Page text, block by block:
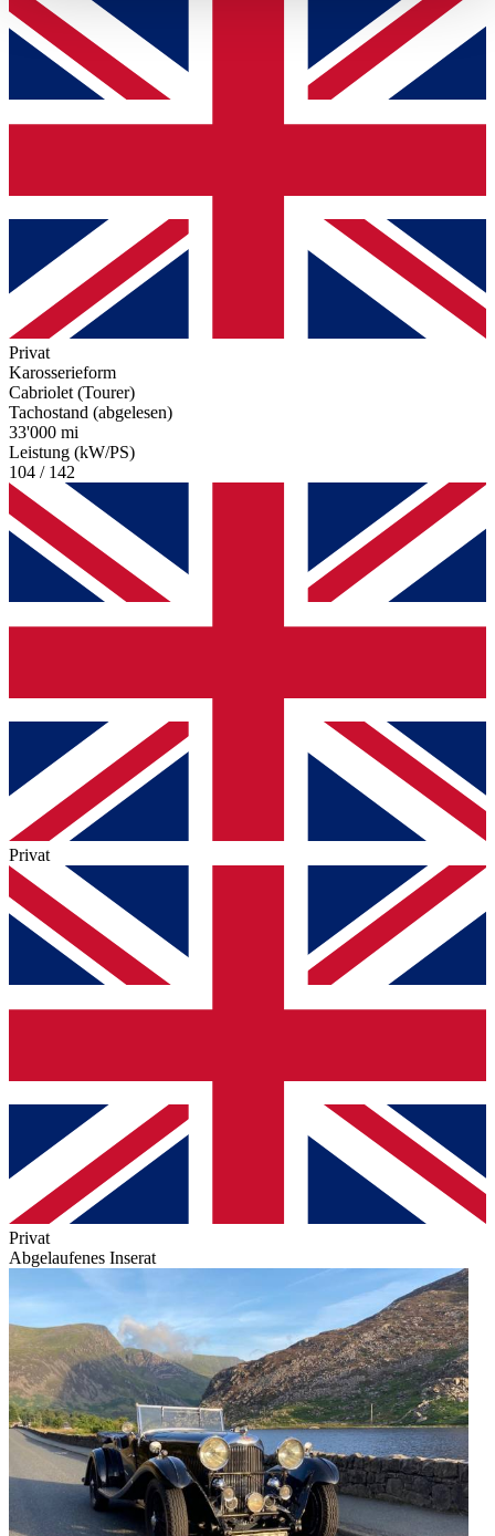
haben oder die sie im Rahmen Ihrer Nutzung der Dienste
gesammelt haben.
Datenschutzerklärung
Privat
Karosserieform
Cabriolet (Tourer)
Tachostand (abgelesen)
33'000 mi
Leistung (kW/PS)
104 / 142
Privat
Privat
Abgelaufenes Inserat